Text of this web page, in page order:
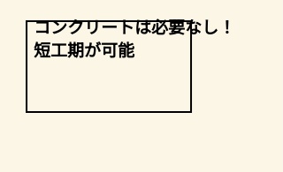
コンクリートは​必要なし！
短工期が可能